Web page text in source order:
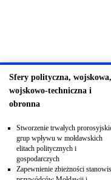
Sfery polityczna, wojskowa,
wojskowo-techniczna i
obronna
Stworzenie trwałych
grup wpływu w mołdawskich
elitach politycznych i
gospodarczych
Zapewnienie zbieżności